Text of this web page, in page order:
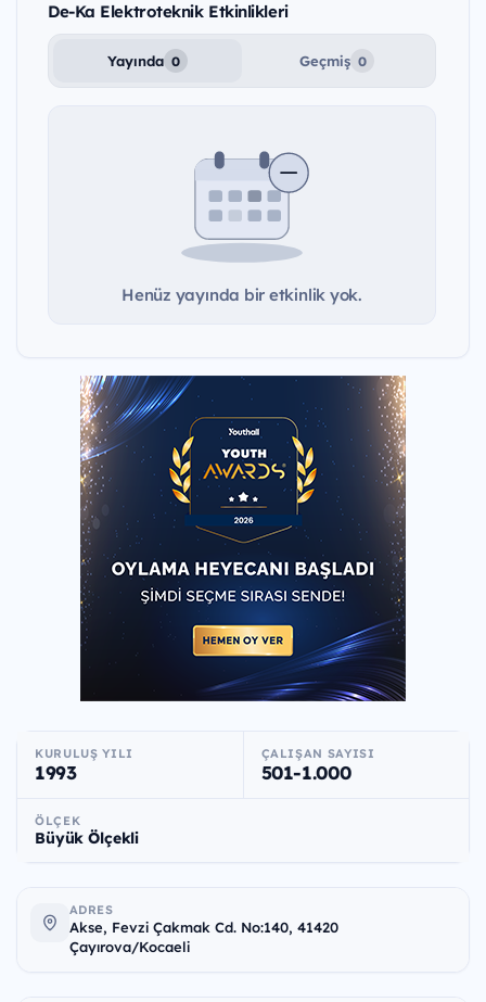
De-Ka Elektroteknik Etkinlikleri
Yayında 0 Geçmiş 0
Henüz yayında bir etkinlik yok.
KURULUŞ YILI
1993
ÇALIŞAN SAYISI
501-1.000
ÖLÇEK
Büyük Ölçekli
ADRES
Akse, Fevzi Çakmak Cd. No:140, 41420
Çayırova/Kocaeli